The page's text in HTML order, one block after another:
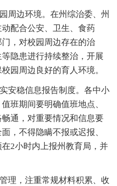
周边环境。在州综治委、州
配合公安、卫生、食药
，对校园周边存在的治
隐患进行持续整治，开展
园周边良好的育人环境。
安稳信息报告制度。各中小
班期间要明确值班地点、
通，对重要情况和信息要
，不得隐瞒不报或迟报、
2小时内上报州教育局，并
理，注重常规材料积累、收